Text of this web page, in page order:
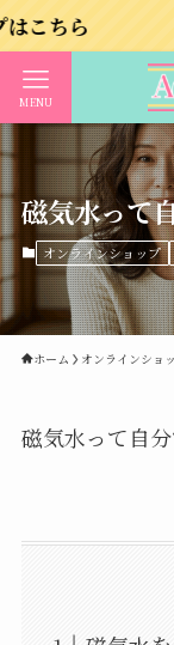
MENU
磁気水って
オンラインショップ
ホーム オンラインショ
磁気水って自